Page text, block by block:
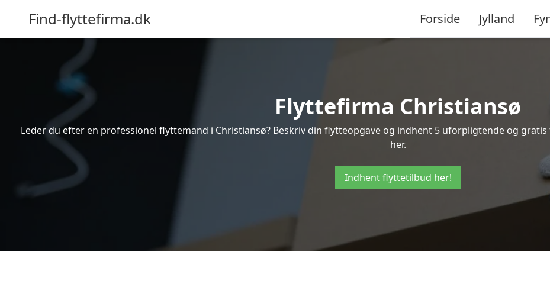
Find-flyttefirma.dk Forside Jylland
Flyttefirma Christiansø
Leder du efter en professionel flyttemand i Christiansø? Beskriv din flytteopgave og indhent 5 uforpligtende og
her.
Indhent flyttetilbud her!